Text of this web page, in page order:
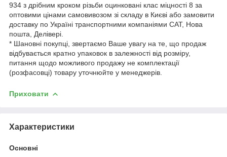
934 з дрібним кроком різьби оцинковані клас міцності 8 за
оптовими цінами самовивозом зі складу в Києві або замовити
доставку по Україні транспортними компаніями САТ, Нова
пошта, Делівері.
* Шановні покупці, звертаємо Ваше увагу на те, що продаж
відбувається кратно упаковок в залежності від розміру,
питання щодо можливого продажу не комплектації
(розфасовці) товару уточнюйте у менеджерів.
Приховати
Характеристики
Основні